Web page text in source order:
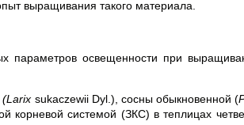
выращивания такого материала.
параметров освещенности при
(Larix sukaczewii Dyl.), сосны обыкновенной (
корневой системой (ЗКС) в теплицах